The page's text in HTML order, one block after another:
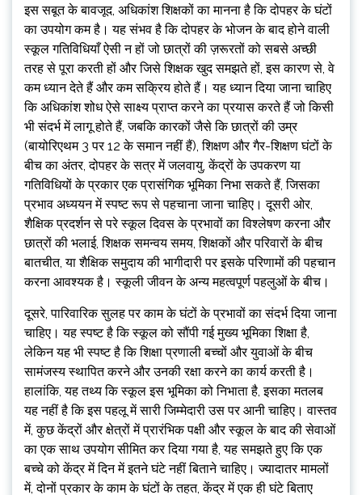
इस सबूत के बावजूद, अधिकांश शिक्षकों का मानना ​​है कि दोपहर के घंटों
का उपयोग कम है। यह संभव है कि दोपहर के भोजन के बाद होने वाली
स्कूल गतिविधियाँ ऐसी न हों जो छात्रों की ज़रूरतों को सबसे अच्छी
तरह से पूरा करती हों और जिसे शिक्षक खुद समझते हों, इस कारण से, वे
कम ध्यान देते हैं और कम सक्रिय होते हैं। यह ध्यान दिया जाना चाहिए
कि अधिकांश शोध ऐसे साक्ष्य प्राप्त करने का प्रयास करते हैं जो किसी
भी संदर्भ में लागू होते हैं, जबकि कारकों जैसे कि छात्रों की उम्र
(बायोरिएथम 3 पर 12 के समान नहीं हैं), शिक्षण और गैर-शिक्षण घंटों के
बीच का अंतर, दोपहर के सत्र में जलवायु, केंद्रों के उपकरण या
गतिविधियों के प्रकार एक प्रासंगिक भूमिका निभा सकते हैं, जिसका
प्रभाव अध्ययन में स्पष्ट रूप से पहचाना जाना चाहिए। दूसरी ओर,
शैक्षिक प्रदर्शन से परे स्कूल दिवस के प्रभावों का विश्लेषण करना और
छात्रों की भलाई, शिक्षक समन्वय समय, शिक्षकों और परिवारों के बीच
बातचीत, या शैक्षिक समुदाय की भागीदारी पर इसके परिणामों की पहचान
करना आवश्यक है। स्कूली जीवन के अन्य महत्वपूर्ण पहलुओं के बीच।
दूसरे, पारिवारिक सुलह पर काम के घंटों के प्रभावों का संदर्भ दिया जाना
चाहिए। यह स्पष्ट है कि स्कूल को सौंपी गई मुख्य भूमिका शिक्षा है,
लेकिन यह भी स्पष्ट है कि शिक्षा प्रणाली बच्चों और युवाओं के बीच
सामंजस्य स्थापित करने और उनकी रक्षा करने का कार्य करती है।
हालांकि, यह तथ्य कि स्कूल इस भूमिका को निभाता है, इसका मतलब
यह नहीं है कि इस पहलू में सारी जिम्मेदारी उस पर आनी चाहिए। वास्तव
में, कुछ केंद्रों और क्षेत्रों में प्रारंभिक पक्षी और स्कूल के बाद की सेवाओं
का एक साथ उपयोग सीमित कर दिया गया है, यह समझते हुए कि एक
बच्चे को केंद्र में दिन में इतने घंटे नहीं बिताने चाहिए। ज्यादातर मामलों
में, दोनों प्रकार के काम के घंटों के तहत, केंद्र में एक ही घंटे बिताए